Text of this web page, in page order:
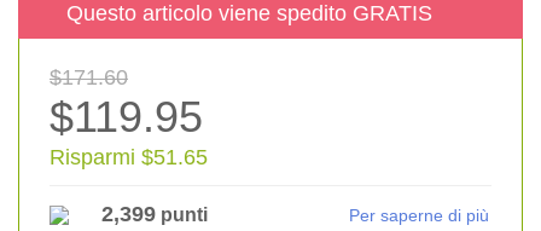
Questo articolo viene spedito GRATIS
$171.60
$119.95
Risparmi $51.65
2,399 punti Per saperne di più